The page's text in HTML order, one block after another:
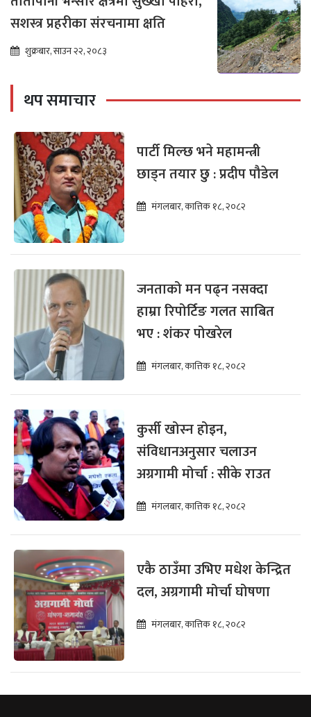
सशस्त्र प्रहरीका संरचनामा क्षति
शुक्रबार, साउन २२, २०८३
थप समाचार
पार्टी मिल्छ भने महामन्त्री
छाड्न तयार छु : प्रदीप पौडेल
मंगलबार, कात्तिक १८, २०८२
जनताको मन पढ्न नसक्दा
हाम्रा रिपोर्टिङ गलत साबित
भए : शंकर पोखरेल
मंगलबार, कात्तिक १८, २०८२
कुर्सी खोस्न होइन,
संविधानअनुसार चलाउन
अग्रगामी मोर्चा : सीके राउत
मंगलबार, कात्तिक १८, २०८२
एकै ठाउँमा उभिए मधेश केन्द्रित
दल, अग्रगामी मोर्चा घोषणा
मंगलबार, कात्तिक १८, २०८२